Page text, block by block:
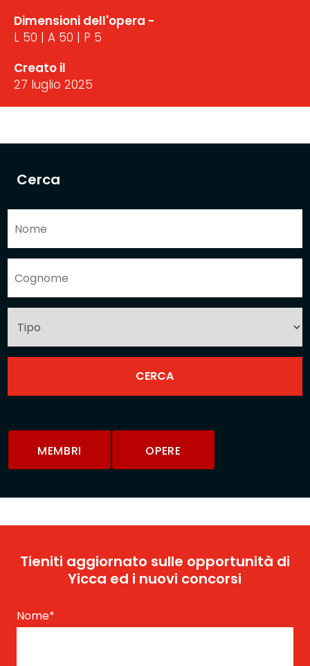
Cerca
MEMBRI OPERE
Dimensioni dell'opera -
L 50 | A 50 | P 5
Creato il
27 luglio 2025
Tieniti aggiornato sulle opportunità di
Yicca ed i nuovi concorsi
Nome*